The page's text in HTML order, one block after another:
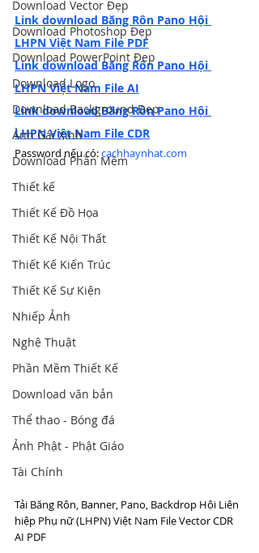
Download Vector Đẹp
Download Photoshop Đẹp
Download PowerPoint Đẹp
Download Logo
Download Background Đẹp
Ảnh Gái Xinh
Download Phần Mềm
Thiết kế
Thiết Kế Đồ Họa
Thiết Kế Nội Thất
Thiết Kế Kiến Trúc
Thiết Kế Sự Kiện
Nhiếp Ảnh
Nghệ Thuật
Phần Mềm Thiết Kế
Download văn bản
Thể thao - Bóng đá
Ảnh Phật - Phật Giáo
Tài Chính
Link download Băng Rôn Pano Hội
LHPN Việt Nam File PDF
Link download Băng Rôn Pano Hội
LHPN Việt Nam File AI
Link download Băng Rôn Pano Hội
LHPN Việt Nam File CDR
Password nếu có: cachhaynhat.com
Tải Băng Rôn, Banner, Pano, Backdrop Hội Liên
hiệp Phụ nữ (LHPN) Việt Nam File Vector CDR
AI PDF